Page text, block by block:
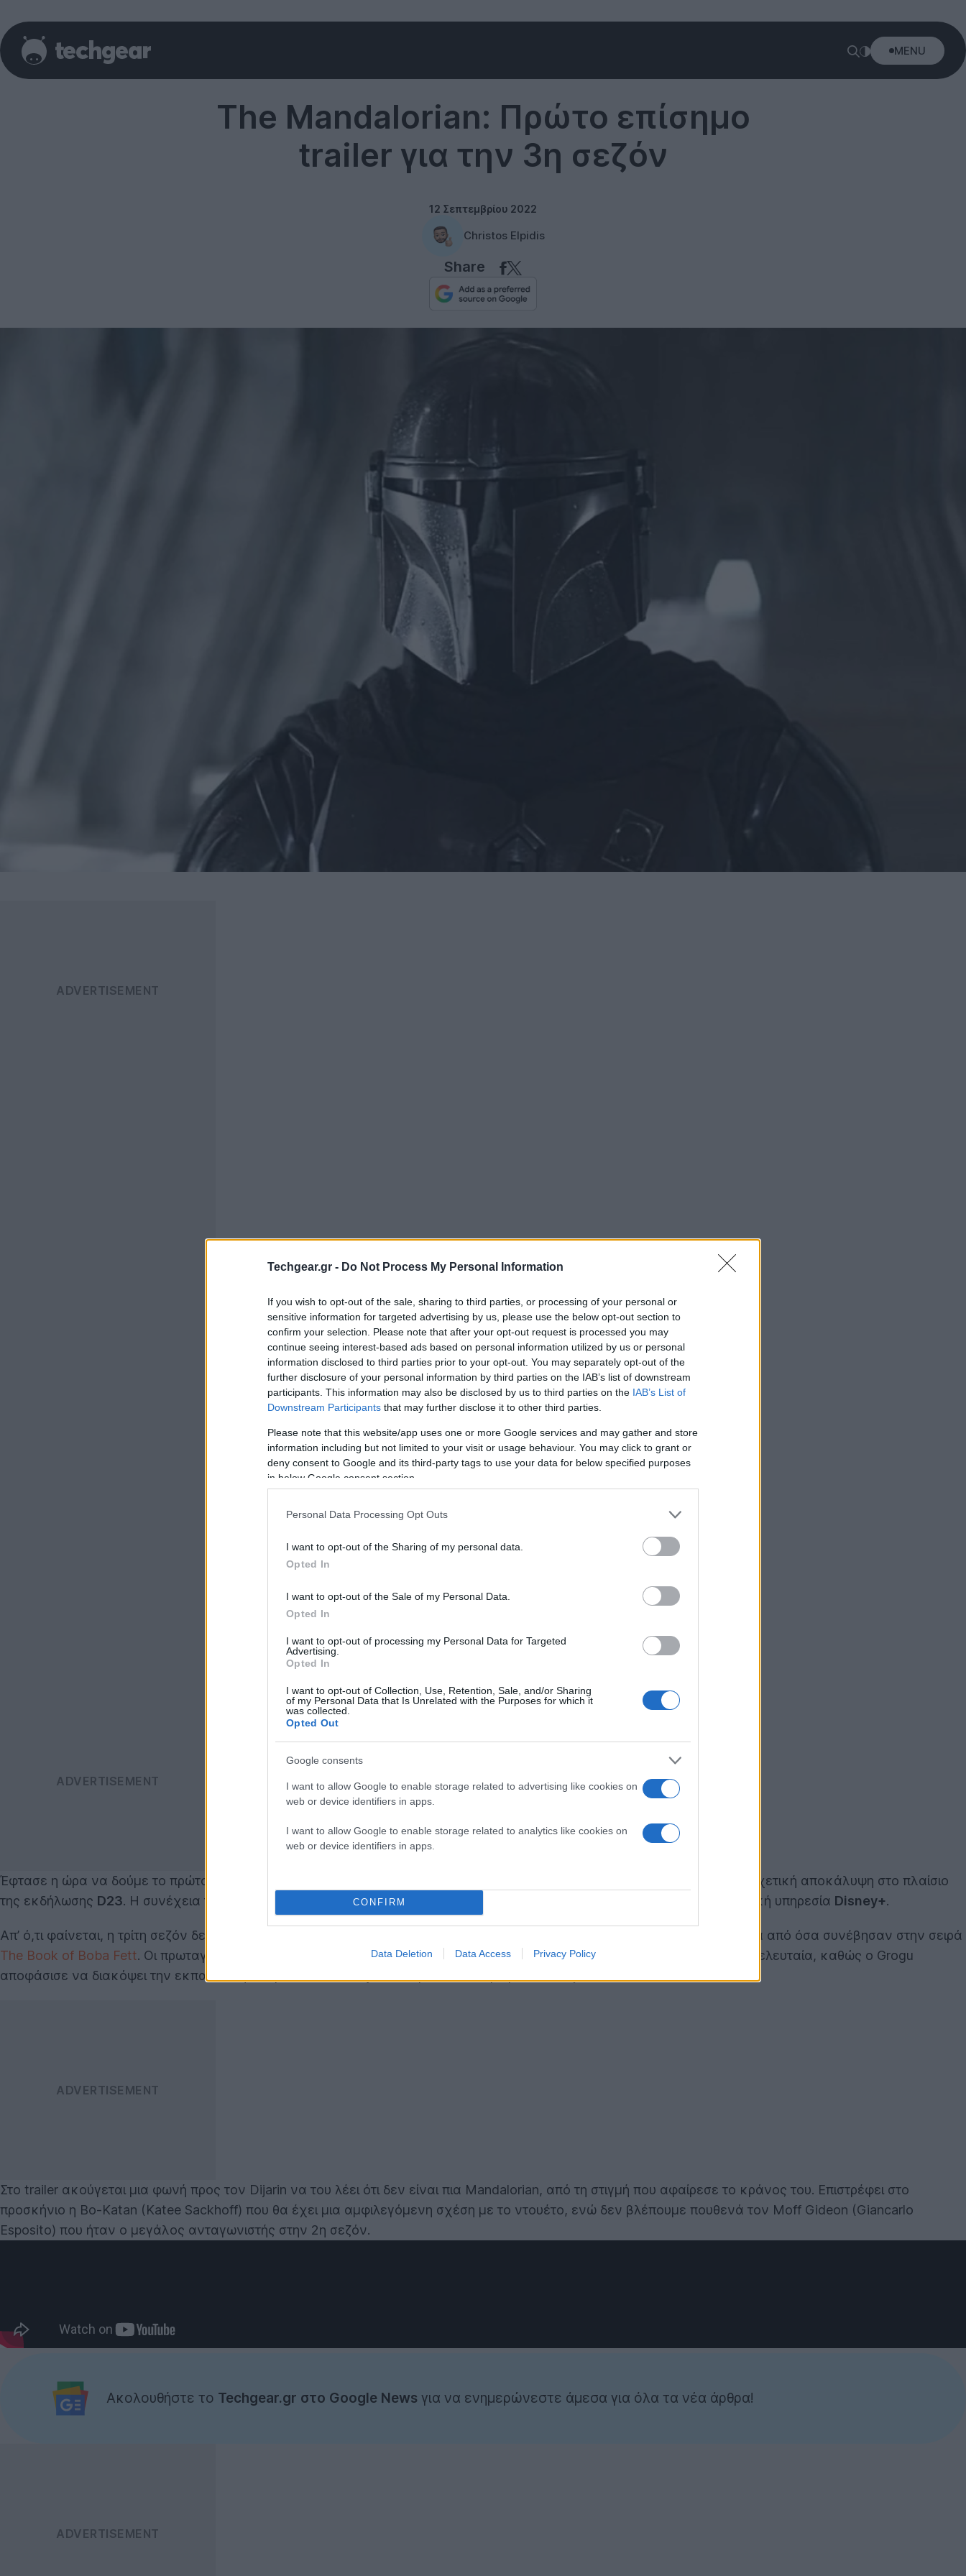
Techgear.gr - Do Not Process My Personal Information
If you wish to opt-out of the sale, sharing to third parties, or processing of your personal or
sensitive information for targeted advertising by us, please use the below opt-out section to
confirm your selection. Please note that after your opt-out request is processed you may
continue seeing interest-based ads based on personal information utilized by us or personal
information disclosed to third parties prior to your opt-out. You may separately opt-out of the
further disclosure of your personal information by third parties on the IAB’s list of downstream
participants. This information may also be disclosed by us to third parties on the IAB’s List of
Downstream Participants that may further disclose it to other third parties.
Please note that this website/app uses one or more Google services and may gather and store
information including but not limited to your visit or usage behaviour. You may click to grant or
deny consent to Google and its third-party tags to use your data for below specified purposes
in below Google consent section.
Personal Data Processing Opt Outs
I want to opt-out of the Sharing of my personal data.
Opted In
I want to opt-out of the Sale of my Personal Data.
Opted In
I want to opt-out of processing my Personal Data for Targeted
Advertising.
Opted In
I want to opt-out of Collection, Use, Retention, Sale, and/or Sharing
of my Personal Data that Is Unrelated with the Purposes for which it
was collected.
Opted Out
Google consents
I want to allow Google to enable storage related to advertising like cookies on
web or device identifiers in apps.
I want to allow Google to enable storage related to analytics like cookies on
web or device identifiers in apps.
CONFIRM
Data Deletion Data Access Privacy Policy
MENU
The Mandalorian: Πρώτο επίσημο
trailer για την 3η σεζόν
12 Σεπτεμβρίου 2022
Christos Elpidis
Share
Έφτασε η ώρα να δούμε το πρώτο επίσημο trailer για την 3η σεζόν του
προχώρησε στην σχετική αποκάλυψη στο πλαίσιο
της εκδήλωσης D23. Η συνέχεια της σειράς αναμένεται τον Φεβρουάριο του 2023 αποκλειστικά μέσα από την συνδρομητική υπηρεσία Disney+.
Απ’ ό,τι φαίνεται, η τρίτη σεζόν δεν θα αποτελέσει την άμεση συνέχεια των γεγονότων που είδαμε στην δεύτερη, αλλά μετά από όσα συνέβησαν στην σειρά
The Book of Boba Fett. Οι πρωταγωνιστές Din Dijarin (Pedro Pascal) και Grogu (aka baby Yoda) είχαν επανασυνδεθεί στην τελευταία, καθώς ο Grogu
αποφάσισε να διακόψει την εκπαίδευση του με τον Luke Skywalker για να επιστρέψει στον Dijarin.
Στο trailer ακούγεται μια φωνή πρoς τον Dijarin να του λέει ότι δεν είναι πια Mandalorian, από τη στιγμή που αφαίρεσε το κράνος του. Επιστρέφει στο
προσκήνιο η Bo-Katan (Katee Sackhoff) που θα έχει μια αμφιλεγόμενη σχέση με το ντουέτο, ενώ δεν βλέπουμε πουθενά τον Moff Gideon (Giancarlo
Esposito) που ήταν ο μεγάλος ανταγωνιστής στην 2η σεζόν.
Ακολουθήστε το Techgear.gr στο Google News για να ενημερώνεστε άμεσα για όλα τα νέα άρθρα!